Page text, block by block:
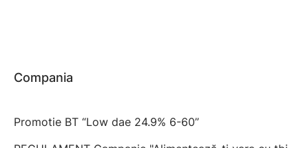
Compania
Promotie BT “Low dae 24.9% 6-60”